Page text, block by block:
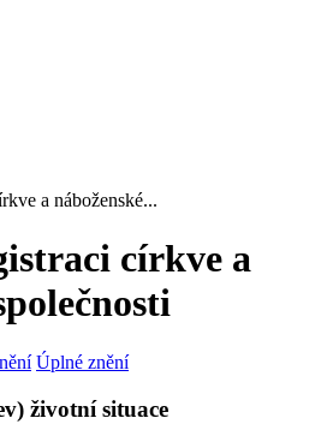
a náboženské...
církve a
Úplné znění
životní situace